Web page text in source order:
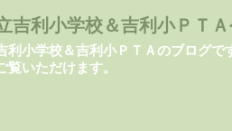
吉利小学校＆吉利小ＰＴ
利小学校＆吉利小ＰＴＡのブログ
覧いただけます。